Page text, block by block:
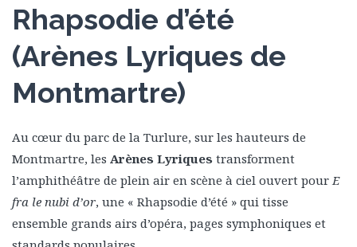
Rhapsodie d’été
(Arènes Lyriques de
Montmartre)
Au cœur du parc de la Turlure, sur les hauteurs de
Montmartre, les Arènes Lyriques transforment
l’amphithéâtre de plein air en scène à ciel ouvert pourE
fra le nubi d’or, une « Rhapsodie d’été » qui tisse
ensemble grands airs d’opéra, pages symphoniques et